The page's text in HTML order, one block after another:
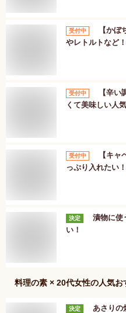
受付中
【か
やレトルトなど
受付中
【辛
くて美味しい人
受付中
【キ
っぷり入れたい
決定
漬物に使
い！
料理の素 × 20代女性の人気お
決定
あさりの